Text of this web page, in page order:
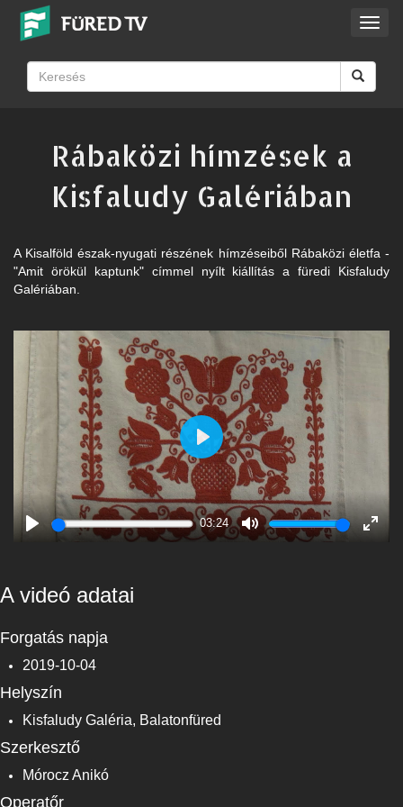
Rábaközi hímzések a
Kisfaludy Galériában
A Kisalföld észak-nyugati részének hímzéseiből Rábaközi életfa -
"Amit örökül kaptunk" címmel nyílt kiállítás a füredi Kisfaludy
Galériában.
03:24
Mute
Play
A videó adatai
Forgatás napja
2019-10-04
Helyszín
Kisfaludy Galéria, Balatonfüred
Szerkesztő
Mórocz Anikó
Operatőr